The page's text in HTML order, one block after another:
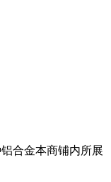
合金本商铺内所展